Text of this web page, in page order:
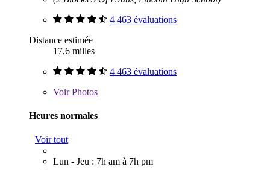
4 463 évaluations
Distance estimée
17,6 milles
4 463 évaluations
VoirPhotos
Heures normales
Voir tout
Lun - Jeu : 7h am à 7h pm